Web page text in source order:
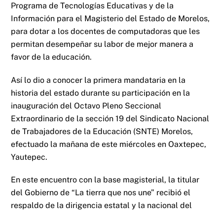
Programa de Tecnologías Educativas y de la
Información para el Magisterio del Estado de Morelos,
para dotar a los docentes de computadoras que les
permitan desempeñar su labor de mejor manera a
favor de la educación.
Así lo dio a conocer la primera mandataria en la
historia del estado durante su participación en la
inauguración del Octavo Pleno Seccional
Extraordinario de la sección 19 del Sindicato Nacional
de Trabajadores de la Educación (SNTE) Morelos,
efectuado la mañana de este miércoles en Oaxtepec,
Yautepec.
En este encuentro con la base magisterial, la titular
del Gobierno de “La tierra que nos une” recibió el
respaldo de la dirigencia estatal y la nacional del